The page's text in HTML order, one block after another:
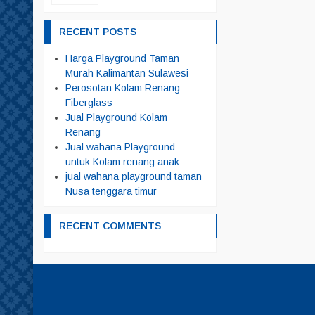
RECENT POSTS
Harga Playground Taman
Murah Kalimantan Sulawesi
Perosotan Kolam Renang
Fiberglass
Jual Playground Kolam
Renang
Jual wahana Playground
untuk Kolam renang anak
jual wahana playground taman
Nusa tenggara timur
RECENT COMMENTS